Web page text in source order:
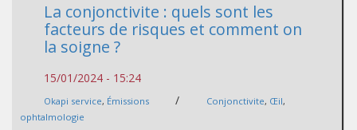
La conjonctivite : quels sont les
facteurs de risques et comment on
la soigne ?
15/01/2024 - 15:24
Okapi service, Émissions / Conjonctivite, Œil,
ophtalmologie